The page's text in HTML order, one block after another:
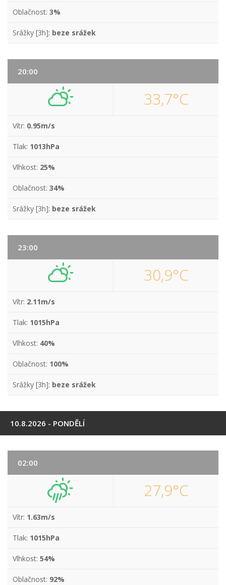
Oblačnost: 3%
Srážky [3h]: beze srážek
20:00
33,7°C
Vítr: 0.95m/s
Tlak: 1013hPa
Vlhkost: 25%
Oblačnost: 34%
Srážky [3h]: beze srážek
23:00
30,9°C
Vítr: 2.11m/s
Tlak: 1015hPa
Vlhkost: 40%
Oblačnost: 100%
Srážky [3h]: beze srážek
10.8.2026 - PONDĚLÍ
02:00
27,9°C
Vítr: 1.63m/s
Tlak: 1015hPa
Vlhkost: 54%
Oblačnost: 92%